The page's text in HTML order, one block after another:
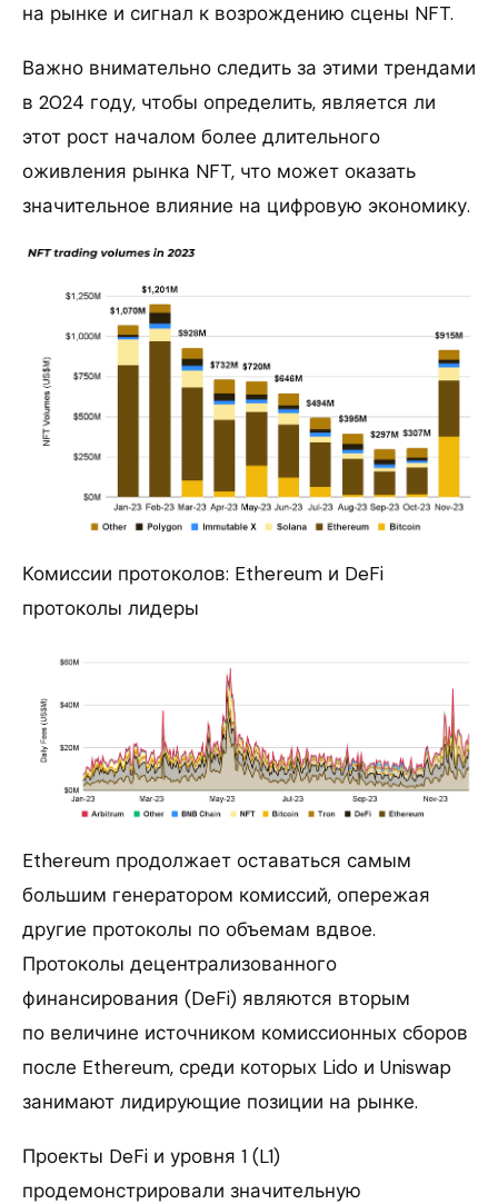
на рынке и сигнал к возрождению сцены NFT.
Важно внимательно следить за этими трендами
в 2024 году, чтобы определить, является ли
этот рост началом более длительного
оживления рынка NFT, что может оказать
значительное влияние на цифровую экономику.
Комиссии протоколов: Ethereum и DeFi
протоколы лидеры
Ethereum продолжает оставаться самым
большим генератором комиссий, опережая
другие протоколы по объемам вдвое.
Протоколы децентрализованного
финансирования (DeFi) являются вторым
по величине источником комиссионных сборов
после Ethereum, среди которых Lido и Uniswap
занимают лидирующие позиции на рынке.
Проекты DeFi и уровня 1 (L1)
продемонстрировали значительную